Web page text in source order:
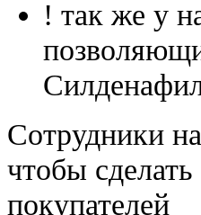
! так же у
Cотрудники
чтобы
покупателей